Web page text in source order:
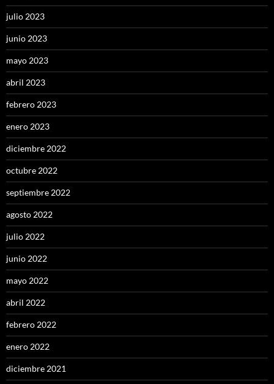
julio 2023
junio 2023
mayo 2023
abril 2023
febrero 2023
enero 2023
diciembre 2022
octubre 2022
septiembre 2022
agosto 2022
julio 2022
junio 2022
mayo 2022
abril 2022
febrero 2022
enero 2022
diciembre 2021